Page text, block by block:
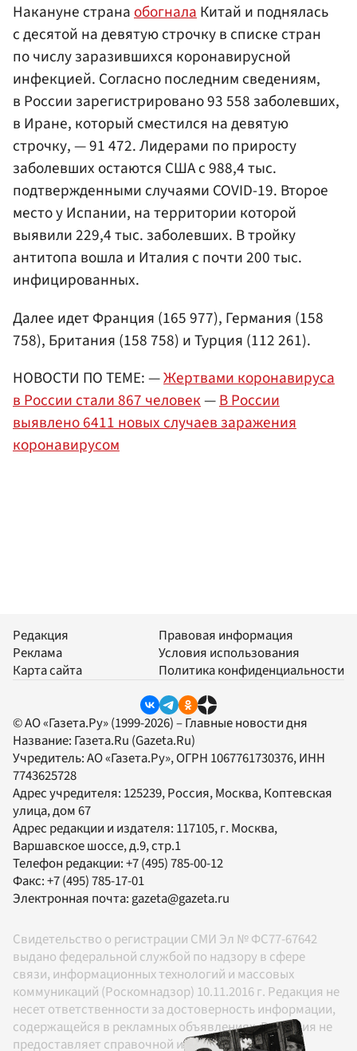
Накануне странаобогналаКитай и поднялась
с десятой на девятую строчку в списке стран
по числу заразившихся коронавирусной
инфекцией. Согласно последним сведениям,
в России зарегистрировано 93 558 заболевших,
в Иране, который сместился на девятую
строчку, — 91 472. Лидерами по приросту
заболевших остаются США с 988,4 тыс.
подтвержденными случаями COVID-19. Второе
место у Испании, на территории которой
выявили 229,4 тыс. заболевших. В тройку
антитопа вошла и Италия с почти 200 тыс.
инфицированных.
Далее идет Франция (165 977), Германия (158
758), Британия (158 758) и Турция (112 261).
НОВОСТИ ПО ТЕМЕ: —Жертвами коронавируса
в России стали 867 человек—В России
выявлено 6411 новых случаев заражения
коронавирусом
Редакция
Реклама
Карта сайта
Правовая информация
Условия использования
Политика конфиденциальности
© АО «Газета.Ру» (1999-2026) – Главные новости дня
Название: Газета.Ru (Gazeta.Ru)
Учредитель:АО «Газета.Ру», ОГРН 1067761730376, ИНН
7743625728
Адрес учредителя: 125239, Россия, Москва, Коптевская
улица, дом 67
Адрес редакции и издателя: 117105, г. Москва,
Варшавское шоссе, д.9, стр.1
Телефон редакции:+7 (495) 785-00-12
Факс:+7 (495) 785-17-01
Электронная почта:gazeta@gazeta.ru
Свидетельство о регистрации СМИ Эл № ФС77-67642
выдано федеральной службой по надзору в сфере
связи, информационных технологий и массовых
коммуникаций (Роскомнадзор) 10.11.2016 г. Редакция не
несет ответственности за достоверность информации,
содержащейся в рекламных объявлениях. Редакция не
предоставляет справочной информации.